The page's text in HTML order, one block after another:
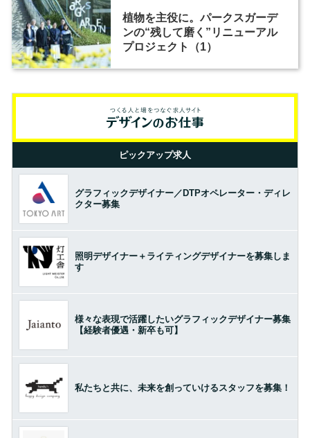
植物を主役に。パークスガーデ
ンの“残して磨く”リニューアル
プロジェクト（1）
ピックアップ求人
グラフィックデザイナー／DTPオペレーター・ディレ
クター募集
照明デザイナー＋ライティングデザイナーを募集しま
す
様々な表現で活躍したいグラフィックデザイナー募集
【経験者優遇・新卒も可】
私たちと共に、未来を創っていけるスタッフを募集！